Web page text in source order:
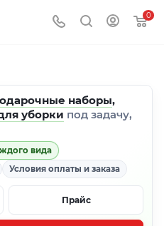
0
наборы,
уборки под задачу,
вида
Условия оплаты и заказа
Прайс